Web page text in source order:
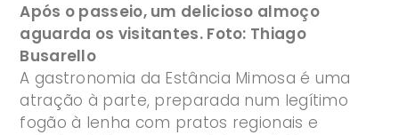
Após o passeio, um delicioso almoço
aguarda os visitantes. Foto: Thiago
Busarello
A gastronomia da Estância Mimosa é uma
atração à parte, preparada num legítimo
fogão à lenha com pratos regionais e